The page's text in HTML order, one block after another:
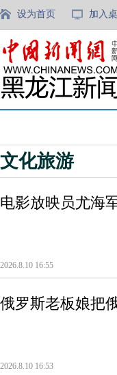
设为首页 加入
文化旅游
电影放映员尤海
2026.8.10 16:55
俄罗斯老板娘把
2026.8.10 16:53